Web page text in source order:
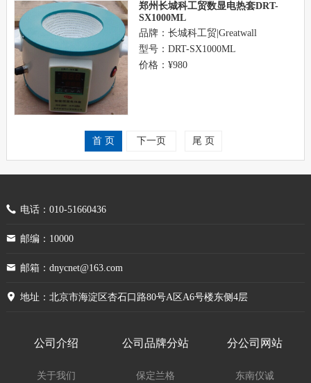
郑州长城科工贸数显电热套DRT-
SX1000ML
品牌：长城科工贸|Greatwall
型号：DRT-SX1000ML
价格：¥980
首 页 下一页 尾 页
电话：010-51660436
邮编：10000
邮箱：dnycnet@163.com
地址：北京市海淀区杏石口路80号A区A6号楼东侧4层
公司介绍
关于我们
公司品牌分站
保定兰格
分公司网站
东南仪诚